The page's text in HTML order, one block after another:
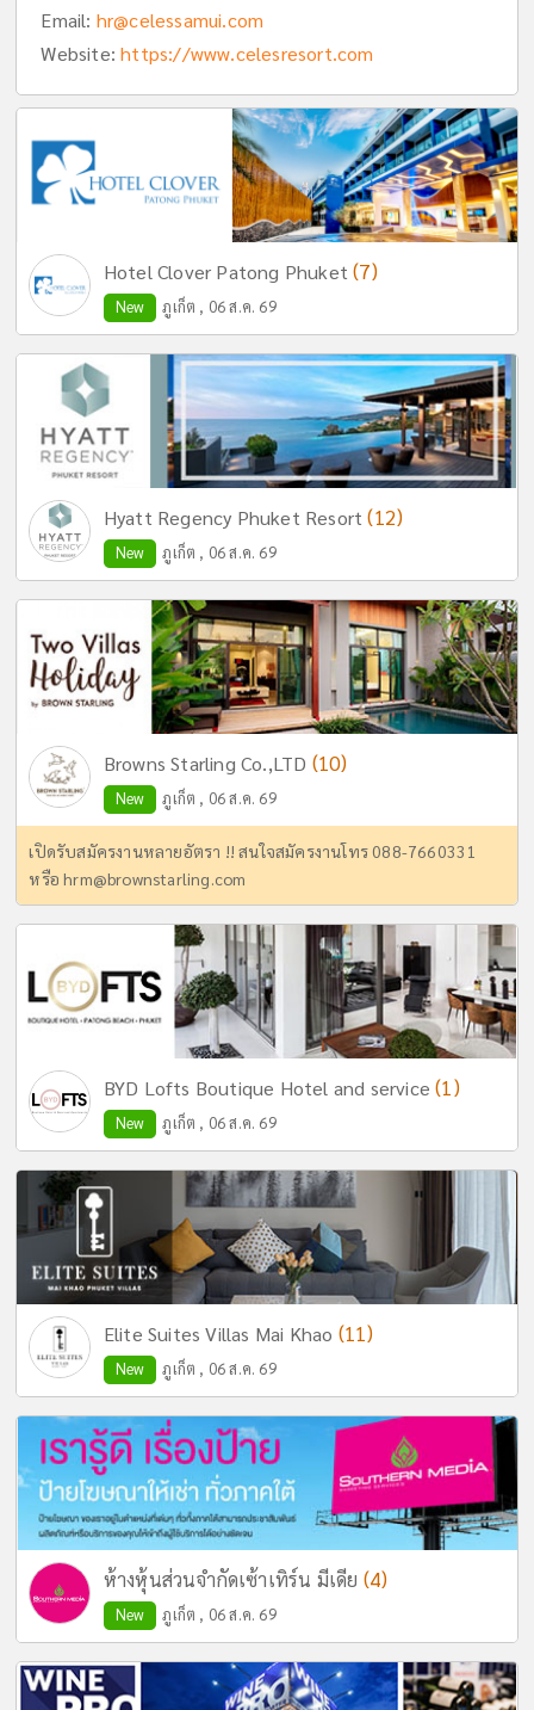
Email: hr@celessamui.com
Website:https://www.celesresort.com
Hotel Clover Patong Phuket(7)
New ภูเก็ต , 06 ส.ค. 69
Hyatt Regency Phuket Resort(12)
New ภูเก็ต , 06 ส.ค. 69
Browns Starling Co.,LTD (10)
New ภูเก็ต , 06 ส.ค. 69
เปิดรับสมัครงานหลายอัตรา !! สนใจสมัครงานโทร 088-7660331
หรือhrm@brownstarling.com
BYD Lofts Boutique Hotel and service(1)
New ภูเก็ต , 06 ส.ค. 69
Elite Suites Villas Mai Khao (11)
New ภูเก็ต , 06 ส.ค. 69
ห้างหุ้นส่วนจำกัดเซ้าเทิร์น มีเดีย (4)
New ภูเก็ต , 06 ส.ค. 69